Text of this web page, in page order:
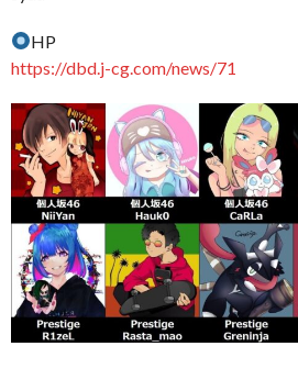
HP
https://dbd.j-cg.com/news/71